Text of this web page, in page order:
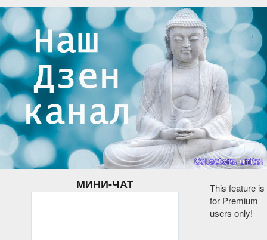
МИНИ-ЧАТ
This feature is
for Premium
users only!